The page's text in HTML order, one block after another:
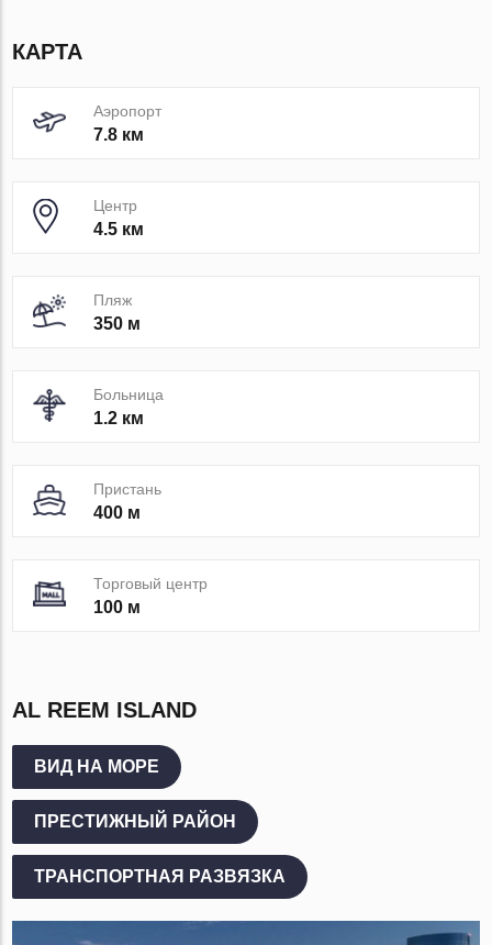
КАРТА
Аэропорт
7.8 км
Центр
4.5 км
Пляж
350 м
Больница
1.2 км
Пристань
400 м
Торговый центр
100 м
AL REEM ISLAND
ВИД НА МОРЕ
ПРЕСТИЖНЫЙ РАЙОН
ТРАНСПОРТНАЯ РАЗВЯЗКА